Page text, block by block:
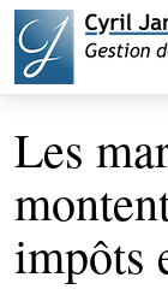
Les
impôts